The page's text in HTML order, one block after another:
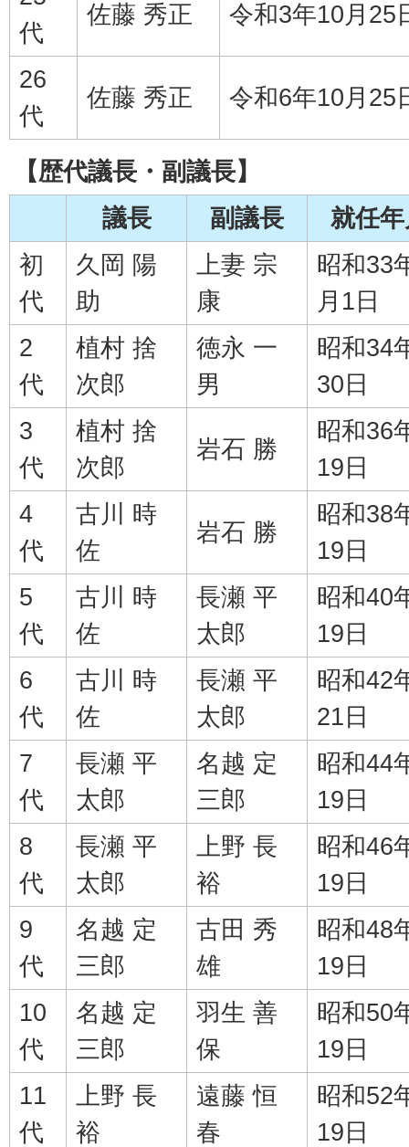
代
佐藤 秀正 令和3年10月25
26
代
佐藤 秀正 令和6年10月25
【歴代議長・副議長】
議長
副議長
就任
初
代
久岡 陽
助
上妻 宗
康
昭和33
月1日
2
代
植村 捨
次郎
徳永 一
男
昭和34
30日
3
代
植村 捨
次郎
岩石 勝
昭和36
19日
4
代
古川 時
佐
岩石 勝
昭和38
19日
5
代
古川 時
佐
長瀬 平
太郎
昭和40
19日
6
代
古川 時
佐
長瀬 平
太郎
昭和42
21日
7
代
長瀬 平
太郎
名越 定
三郎
昭和44
19日
8
代
長瀬 平
太郎
上野 長
裕
昭和46
19日
9
代
名越 定
三郎
古田 秀
雄
昭和48
19日
10
代
名越 定
三郎
羽生 善
保
昭和50
19日
11
代
上野 長
裕
遠藤 恒
春
昭和52
19日